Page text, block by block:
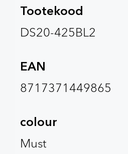
Tootekood
DS20-425BL2
EAN
8717371449865
colour
Must